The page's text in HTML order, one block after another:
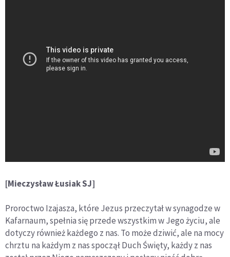
[Mieczysław Łusiak SJ]
Proroctwo Izajasza, które Jezus przeczytał w synagodze w
Kafarnaum, spełnia się przede wszystkim w Jego życiu, ale
dotyczy również każdego z nas. To może dziwić, ale na mocy
chrztu na każdym z nas spoczął Duch Święty, każdy z nas